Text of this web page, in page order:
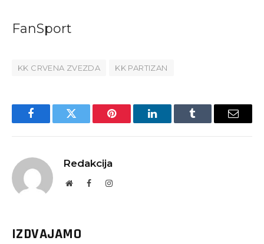
FanSport
KK CRVENA ZVEZDA KK PARTIZAN
FacebookTwitter Pinterest LinkedInTumblr Email
Redakcija
WebsiteFacebookInstagram
IZDVAJAMO